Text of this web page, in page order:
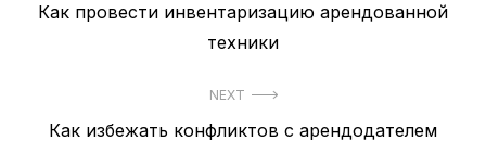
Навигация
Previous
Как провести инвентаризацию арендованной
техники
NEXT
Next
Как избежать конфликтов с арендодателем